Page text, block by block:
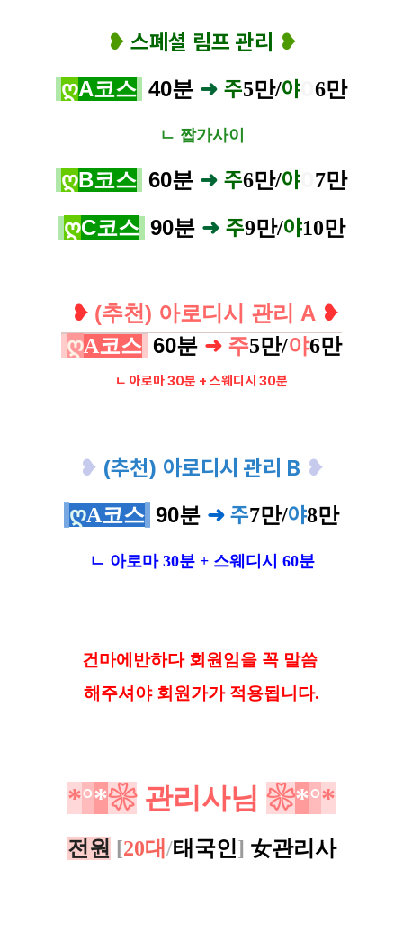
❥ 스폐셜 림프 관리 ❥
ღA코스 40분 ➜ 주5만/야 6만
ㄴ 짭가사이
ღB코스 60분 ➜ 주6만/야 7만
ღC코스 90분 ➜ 주9만/야10만
❥ (추천) 아로디시 관리 A ❥
ღA코스 60분 ➜ 주5만/야6만
ㄴ 아로마 30분 + 스웨디시 30분
❥ (추천) 아로디시 관리 B ❥
ღA코스 90분 ➜ 주7만/야8만
ㄴ 아로마 30분 + 스웨디시 60분
건마에반하다 회원임을 꼭 말씀
해 주셔야 회원가가 적용됩니다.
*°*❀ 관리사님 ❀*°*
전원 [20대/태국인] 女관리사